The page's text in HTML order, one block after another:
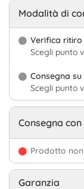
Modalità di
Verifica ritiro
Scegli punto
Consegna
Scegli punto
Consegna
Prodotto
Garanzia